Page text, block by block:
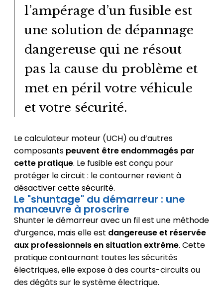
l’ampérage d’un fusible est
une solution de dépannage
dangereuse qui ne résout
pas la cause du problème et
met en péril votre véhicule
et votre sécurité.
Le calculateur moteur (UCH) ou d’autres
composants peuvent être endommagés par
cette pratique. Le fusible est conçu pour
protéger le circuit : le contourner revient à
désactiver cette sécurité.
Le "shuntage" du démarreur : une
manœuvre à proscrire
Shunter le démarreur avec un fil est une méthode
d’urgence, mais elle est dangereuse et réservée
aux professionnels en situation extrême. Cette
pratique contournant toutes les sécurités
électriques, elle expose à des courts-circuits ou
des dégâts sur le système électrique.